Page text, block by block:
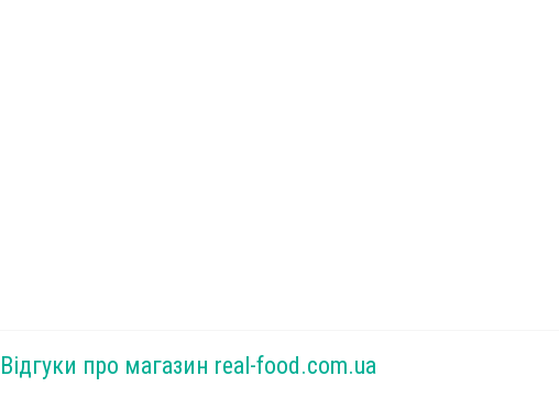
Відгуки про магазин real-food.com.ua